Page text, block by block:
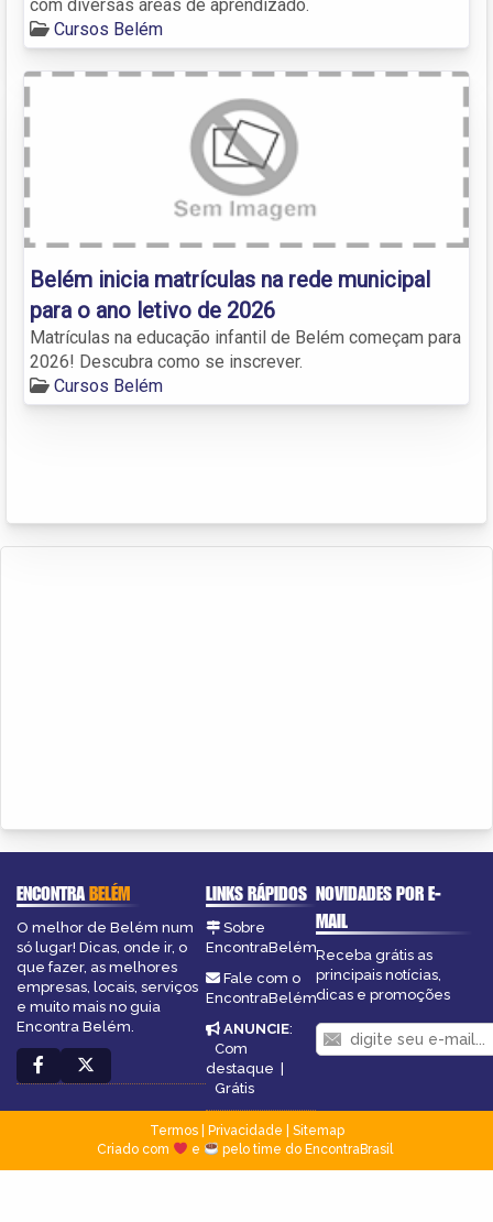
com diversas áreas de aprendizado.
Cursos Belém
Belém inicia matrículas na rede municipal
para o ano letivo de 2026
Matrículas na educação infantil de Belém começam para
2026! Descubra como se inscrever.
Cursos Belém
ENCONTRABELÉM
O melhor de Belém num
só lugar! Dicas, onde ir, o
que fazer, as melhores
empresas, locais, serviços
e muito mais no guia
Encontra Belém.
LINKS RÁPIDOS
Sobre
EncontraBelém
Fale com o
EncontraBelém
ANUNCIE:
Com
destaque |
Grátis
NOVIDADES POR E-
MAIL
Receba grátis as
principais notícias,
dicas e promoções
Termos| Privacidade
Sitemap
Criado com
e pelo time do EncontraBrasil